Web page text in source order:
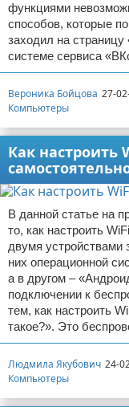
функциями
способов, которые
заходил на
системе сервиса
Вероника Бойцова 27-
Компьютеры
Как настроить
В данной статье на
то, как настроить
двумя устройствами
них операционной
а в другом –
подключении к
тем, как настроить
такое?». Это
Людмила Якубович 24-
Компьютеры